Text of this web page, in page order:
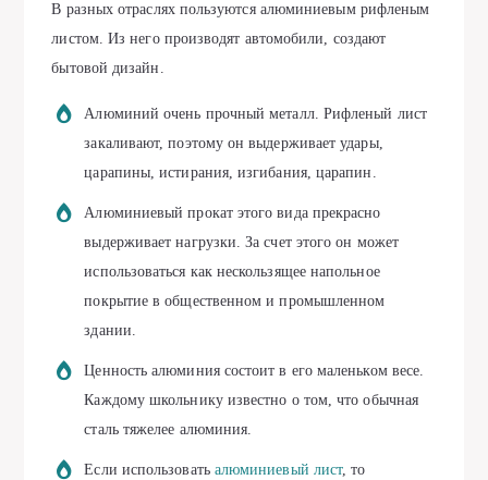
В разных отраслях пользуются алюминиевым рифленым
листом. Из него производят автомобили, создают
бытовой дизайн.
Алюминий очень прочный металл. Рифленый лист
закаливают, поэтому он выдерживает удары,
царапины, истирания, изгибания, царапин.
Алюминиевый прокат этого вида прекрасно
выдерживает нагрузки. За счет этого он может
использоваться как нескользящее напольное
покрытие в общественном и промышленном
здании.
Ценность алюминия состоит в его маленьком весе.
Каждому школьнику известно о том, что обычная
сталь тяжелее алюминия.
Если использовать алюминиевый лист, то